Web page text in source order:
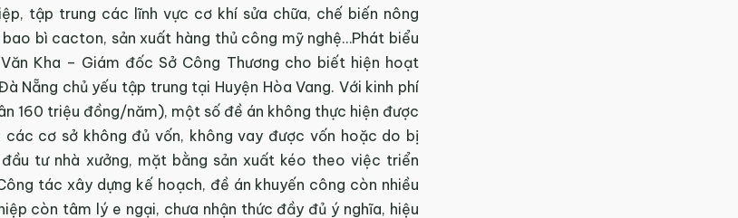
tập trung các lĩnh vực cơ khí sửa chữa, chế biến nông
bao bì cacton, sản xuất hàng thủ công mỹ nghệ…Phát biểu
Kha – Giám đốc Sở Công Thương cho biết hiện hoạt
Nẵng chủ yếu tập trung tại Huyện Hòa Vang. Với kinh phí
160 triệu đồng/năm), một số đề án không thực hiện được
cơ sở không đủ vốn, không vay được vốn hoặc do bị
tư nhà xưởng, mặt bằng sản xuất kéo theo việc triển
tác xây dựng kế hoạch, đề án khuyến công còn nhiều
còn tâm lý e ngại, chưa nhận thức đầy đủ ý nghĩa, hiệu